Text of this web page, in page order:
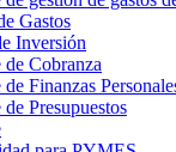
Gastos
Inversión
de Cobranza
de Finanzas
Presupuestos